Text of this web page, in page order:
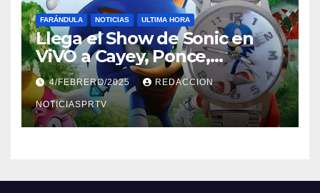
FARÁNDULA NOTICIAS ULTIMA HORA
Llega el Show de Sonic en
ViVO a Cayey, Ponce,
Barceloneta y Humacao,
Relojes gratis para el que
compre ahora….
4/FEBRERO/2025 REDACCION
NOTICIASPRTV